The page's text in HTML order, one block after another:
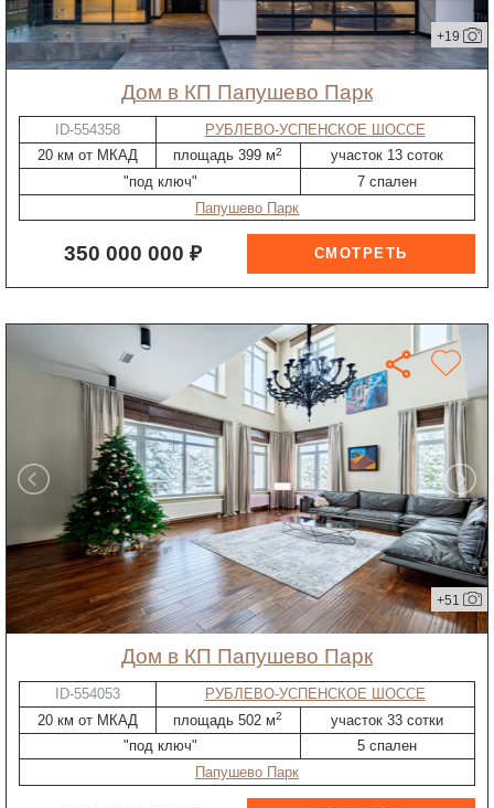
+19
дом в КП Папушево Парк
ID-554358
РУБЛЕВО-УСПЕНСКОЕ ШОССЕ
20 км от МКАД
площадь 399 м2
участок 13 соток
"под ключ"
7 спален
Папушево Парк
350 000 000 ₽
+51
дом в КП Папушево Парк
ID-554053
РУБЛЕВО-УСПЕНСКОЕ ШОССЕ
20 км от МКАД
площадь 502 м2
участок 33 сотки
"под ключ"
5 спален
Папушево Парк